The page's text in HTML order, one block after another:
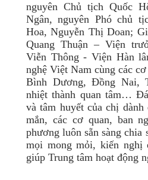
nguyên Chủ tịch Quốc
Ngân, nguyên Phó chủ
Hoa, Nguyễn Thị Doan;
Quang Thuận – Viện
Viễn Thông - Viện Hàn
nghệ Việt Nam cùng các
Bình Dương, Đồng Nai,
nhiệt thành quan tâm…
và tâm huyết của chị
mắn, các cơ quan, ban
phương luôn sẵn sàng
mọi mong mỏi, kiến nghị
giúp Trung tâm hoạt động